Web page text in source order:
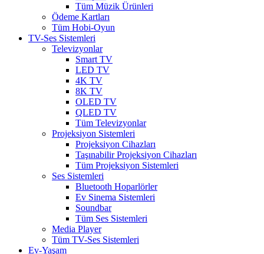
Tüm Müzik Ürünleri
Ödeme Kartları
Tüm Hobi-Oyun
TV-Ses Sistemleri
Televizyonlar
Smart TV
LED TV
4K TV
8K TV
OLED TV
QLED TV
Tüm Televizyonlar
Projeksiyon Sistemleri
Projeksiyon Cihazları
Taşınabilir Projeksiyon Cihazları
Tüm Projeksiyon Sistemleri
Ses Sistemleri
Bluetooth Hoparlörler
Ev Sinema Sistemleri
Soundbar
Tüm Ses Sistemleri
Media Player
Tüm TV-Ses Sistemleri
Ev-Yaşam